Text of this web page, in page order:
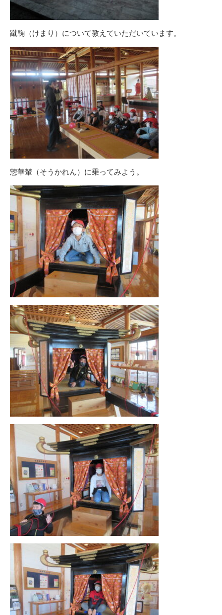
蹴鞠（けまり）について教えていただいています。
惣華輦（そうかれん）に乗ってみよう。